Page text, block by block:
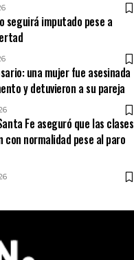
seguirá imputado pese a
una mujer fue asesinada
y detuvieron a su pareja
Fe aseguró que las clases
con normalidad pese al paro